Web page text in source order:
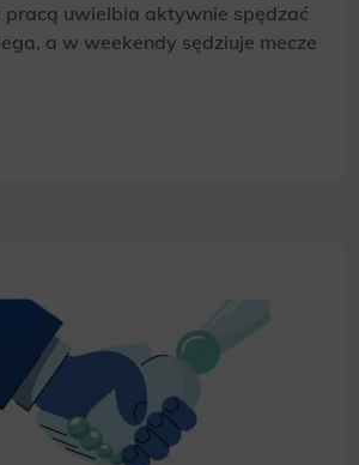
pracą uwielbia aktywnie spędzać
a w weekendy sędziuje mecze